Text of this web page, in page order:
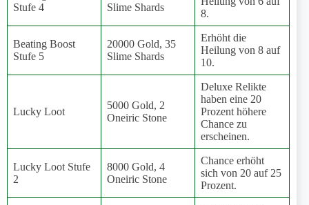
Stufe 4
Slime Shards
8.
Beating Boost
Stufe 5
20000 Gold, 35
Slime Shards
Erhöht die
Heilung von 8 auf
10.
Lucky Loot
5000 Gold, 2
Oneiric Stone
Deluxe Relikte
haben eine 20
Prozent höhere
Chance zu
erscheinen.
Lucky Loot Stufe
2
8000 Gold, 4
Oneiric Stone
Chance erhöht
sich von 20 auf 25
Prozent.